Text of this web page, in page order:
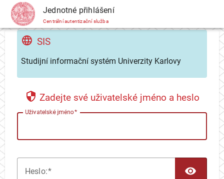
CAS Jednotné přihlášení
Centrální autentizační služba
SIS
Studijní informační systém Univerzity Karlovy
Zadejte své uživatelské jméno a heslo
Uživatelské jméno
Heslo: